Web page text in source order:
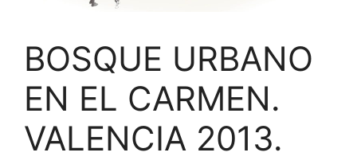
BOSQUE URBANO
EN EL CARMEN.
VALENCIA 2013.